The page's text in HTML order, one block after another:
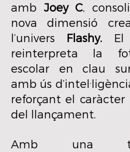
amb Joey C,
nova dimensió
l’univers Flashy. El
reinterpreta la
escolar en clau
amb ús
reforçant el caràcter
del llançament.
Amb una